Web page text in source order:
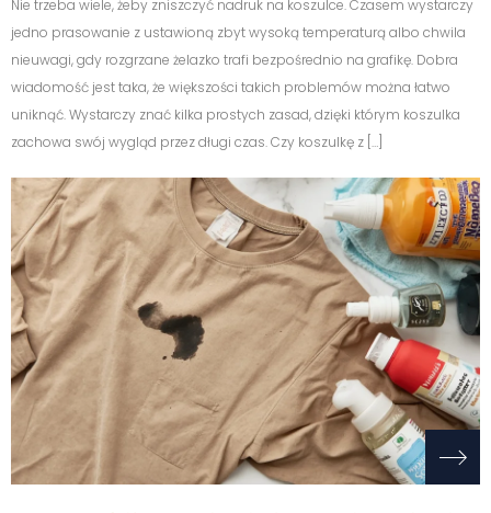
Nie trzeba wiele, żeby zniszczyć nadruk na koszulce. Czasem wystarczy
jedno prasowanie z ustawioną zbyt wysoką temperaturą albo chwila
nieuwagi, gdy rozgrzane żelazko trafi bezpośrednio na grafikę. Dobra
wiadomość jest taka, że większości takich problemów można łatwo
uniknąć. Wystarczy znać kilka prostych zasad, dzięki którym koszulka
zachowa swój wygląd przez długi czas. Czy koszulkę z […]